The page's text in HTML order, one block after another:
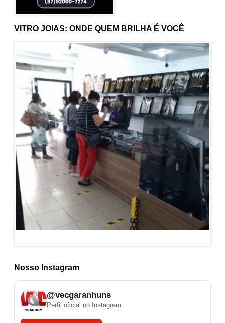
Nosso Instagram
@vecgaranhuns
Perfil oficial no Instagram
VITRO JOIAS: ONDE QUEM BRILHA É VOCÊ